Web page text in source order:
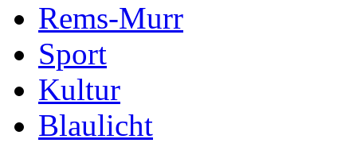
Rems-Murr
Sport
Kultur
Blaulicht